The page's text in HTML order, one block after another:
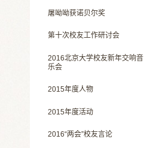
屠呦呦获诺贝尔奖
第十次校友工作研讨会
2016北京大学校友新年交响音
乐会
2015年度人物
2015年度活动
2016“两会”校友言论